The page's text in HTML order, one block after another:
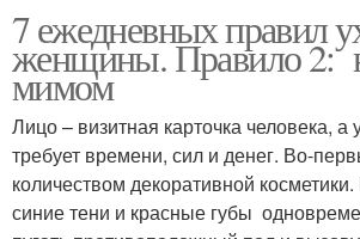
7 ежедневных правил
женщины. Правило 2:
мимом
Лицо – визитная карточка человека, а
требует времени, сил и денег. Во-
количеством декоративной
синие тени и красные губы